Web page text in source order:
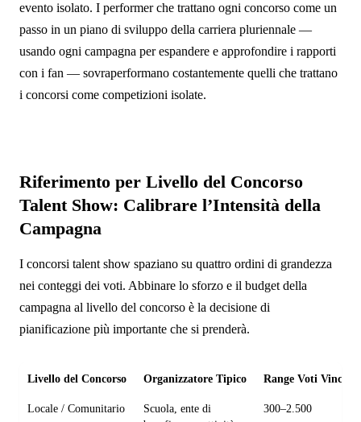
evento isolato. I performer che trattano ogni concorso come un
passo in un piano di sviluppo della carriera pluriennale —
usando ogni campagna per espandere e approfondire i rapporti
con i fan — sovraperformano costantemente quelli che trattano
i concorsi come competizioni isolate.
Riferimento per Livello del Concorso
Talent Show: Calibrare l’Intensità della
Campagna
I concorsi talent show spaziano su quattro ordini di grandezza
nei conteggi dei voti. Abbinare lo sforzo e il budget della
campagna al livello del concorso è la decisione di
pianificazione più importante che si prenderà.
Livello del Concorso Organizzatore Tipico Range Voti
Locale / Comunitario
Scuola, ente di
300–2.500